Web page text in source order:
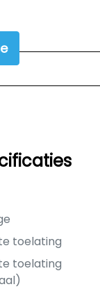
toelating
toelating